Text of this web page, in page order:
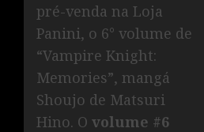
pré-venda na Loja
Panini, o 6° volume de
“Vampire Knight:
Memories”, mangá
Shoujo de Matsuri
Hino. O volume #6